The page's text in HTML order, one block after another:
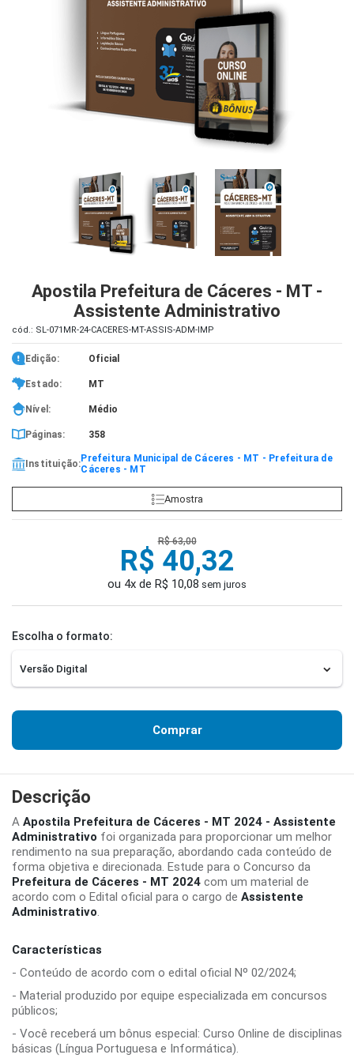
Apostila Prefeitura de Cáceres - MT -
Assistente Administrativo
cód.: SL-071MR-24-CACERES-MT-ASSIS-ADM-IMP
Edição: Oficial
Estado: MT
Nível: Médio
Páginas: 358
Instituição:Prefeitura Municipal de Cáceres - MT - Prefeitura de
Cáceres - MT
Amostra
R$ 63,00
R$ 40,32
ou 4x de R$ 10,08 sem juros
Escolha o formato:
Comprar
Descrição
A Apostila Prefeitura de Cáceres - MT 2024 - Assistente
Administrativo foi organizada para proporcionar um melhor
rendimento na sua preparação, abordando cada conteúdo de
forma objetiva e direcionada. Estude para o Concurso da
Prefeitura de Cáceres - MT 2024 com um material de
acordo com o Edital oficial para o cargo de Assistente
Administrativo.
Características
- Conteúdo de acordo com o edital oficial Nº 02/2024;
- Material produzido por equipe especializada em concursos
públicos;
- Você receberá um bônus especial: Curso Online de disciplinas
básicas (Língua Portuguesa e Informática).